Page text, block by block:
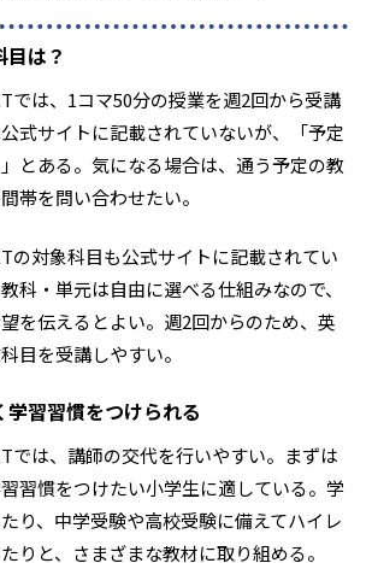
は？
では、1コマ50分の授業を週2回から受講
式サイトに記載されていないが、「予定
とある。気になる場合は、通う予定の教
帯を問い合わせたい。
の対象科目も公式サイトに記載されてい
科・単元は自由に選べる仕組みなので、
を伝えるとよい。週2回からのため、英
目を受講しやすい。
習習慣をつけられる
では、講師の交代を行いやすい。まずは
習慣をつけたい小学生に適している。学
り、中学受験や高校受験に備えてハイレ
りと、さまざまな教材に取り組める。